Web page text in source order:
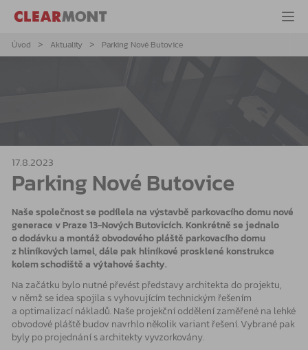
Úvod Aktuality Parking Nové Butovice
17.8.2023
Parking Nové Butovice
Naše společnost se podílela na výstavbě parkovacího domu nové
generace v Praze 13-Nových Butovicích. Konkrétně se jednalo
o dodávku a montáž obvodového pláště parkovacího domu
z hliníkových lamel, dále pak hliníkové prosklené konstrukce
kolem schodiště a výtahové šachty.
Na začátku bylo nutné převést představy architekta do projektu,
v němž se idea spojila s vyhovujícím technickým řešením
a optimalizací nákladů. Naše projekční oddělení zaměřené na lehké
obvodové pláště budov navrhlo několik variant řešení. Vybrané pak
byly po projednání s architekty vyvzorkovány.